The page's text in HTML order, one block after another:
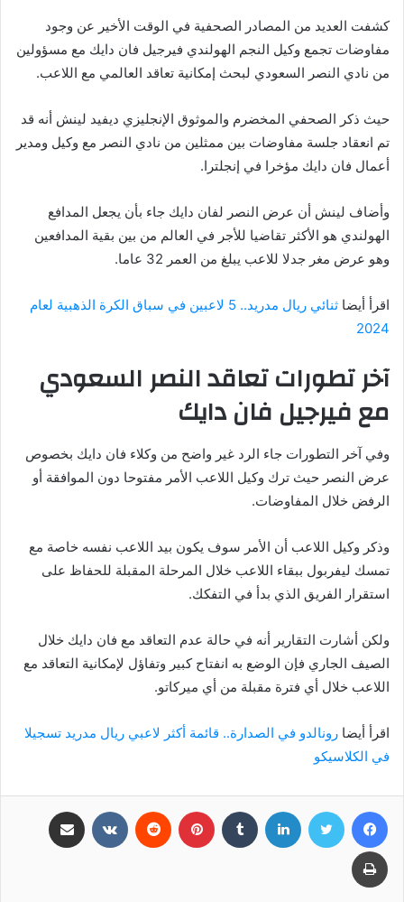
كشفت العديد من المصادر الصحفية في الوقت الأخير عن وجود
مفاوضات تجمع وكيل النجم الهولندي فيرجيل فان دايك مع مسؤولين
من نادي النصر السعودي لبحث إمكانية تعاقد العالمي مع اللاعب.
حيث ذكر الصحفي المخضرم والموثوق الإنجليزي ديفيد لينش أنه قد
تم انعقاد جلسة مفاوضات بين ممثلين من نادي النصر مع وكيل ومدير
أعمال فان دايك مؤخرا في إنجلترا.
وأضاف لينش أن عرض النصر لفان دايك جاء بأن يجعل المدافع
الهولندي هو الأكثر تقاضيا للأجر في العالم من بين بقية المدافعين
وهو عرض مغر جدلا للاعب يبلغ من العمر 32 عاما.
اقرأ أيضا
ثنائي ريال مدريد.. 5 لاعبين في سباق الكرة الذهبية لعام
2024
آخر تطورات تعاقد النصر السعودي
مع فيرجيل فان دايك
وفي آخر التطورات جاء الرد غير واضح من وكلاء فان دايك بخصوص
عرض النصر حيث ترك وكيل اللاعب الأمر مفتوحا دون الموافقة أو
الرفض خلال المفاوضات.
وذكر وكيل اللاعب أن الأمر سوف يكون بيد اللاعب نفسه خاصة مع
تمسك ليفربول ببقاء اللاعب خلال المرحلة المقبلة للحفاظ على
استقرار الفريق الذي بدأ في التفكك.
ولكن أشارت التقارير أنه في حالة عدم التعاقد مع فان دايك خلال
الصيف الجاري فإن الوضع به انفتاح كبير وتفاؤل لإمكانية التعاقد مع
اللاعب خلال أي فترة مقبلة من أي ميركاتو.
اقرأ أيضا رونالدو في الصدارة.. قائمة أكثر لاعبي ريال مدريد تسجيلا
في الكلاسيكو
فيسبوك تويتر لينكدإن بينتيريست
طباعة